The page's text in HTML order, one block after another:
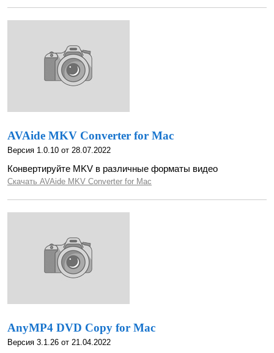
AVAide MKV Converter for Mac
Версия 1.0.10 от 28.07.2022
Конвертируйте MKV в различные форматы видео
Скачать AVAide MKV Converter for Mac
AnyMP4 DVD Copy for Mac
Версия 3.1.26 от 21.04.2022